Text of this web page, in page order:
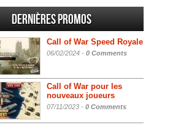
Dernières promos
Call of War Speed Royale
06/02/2024 - 0 Comments
Call of War pour les
nouveaux joueurs
07/11/2023 - 0 Comments